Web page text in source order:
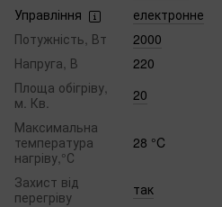
Управління
електронне
Потужність, Вт
2000
Напруга, В
220
Площа обігріву,
м. Кв.
20
Максимальна
температура
нагріву,°С
28 °C
Захист від
перегріву
так